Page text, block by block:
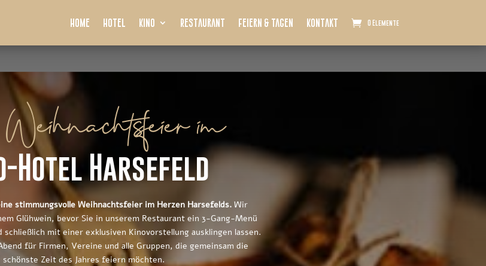
Home Hotel Kino Restaurant Feiern & Tagen Kontakt 0 Elemente
im
Hotel Harsefeld
stimmungsvolle Weihnachtsfeier im Herzen Harsefelds. Wir
Glühwein, bevor Sie in unserem Restaurant ein 3-Gang-Menü
schließlich mit einer exklusiven Kinovorstellung ausklingen lassen.
für Firmen, Vereine und alle Gruppen, die gemeinsam die
schönste Zeit des Jahres feiern möchten.